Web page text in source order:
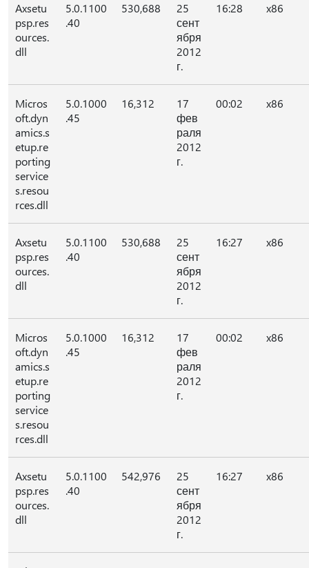
Axsetu
psp.res
ources.
dll
5.0.1100
.40
530,688
25
сент
ября
2012
г.
16:28 x86
Micros
oft.dyn
amics.s
etup.re
porting
service
s.resou
rces.dll
5.0.1000
.45
16,312
17
фев
раля
2012
г.
00:02 x86
Axsetu
psp.res
ources.
dll
5.0.1100
.40
530,688
25
сент
ября
2012
г.
16:27 x86
Micros
oft.dyn
amics.s
etup.re
porting
service
s.resou
rces.dll
5.0.1000
.45
16,312
17
фев
раля
2012
г.
00:02 x86
Axsetu
psp.res
ources.
dll
5.0.1100
.40
542,976
25
сент
ября
2012
г.
16:27 x86